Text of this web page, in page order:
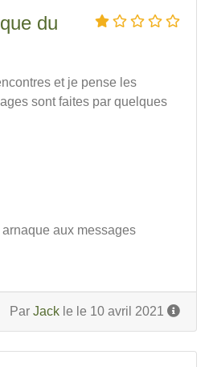
du
et je pense les
sont faites par quelques
aux messages
Par Jack le le 10 avril 2021